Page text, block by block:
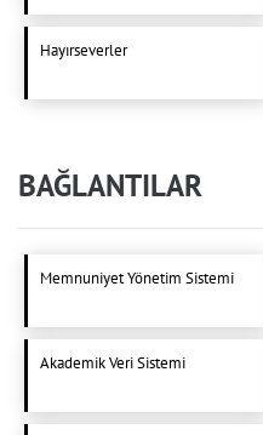
Hayırseverler
BAĞLANTILAR
Memnuniyet Yönetim Sistemi
Akademik Veri Sistemi